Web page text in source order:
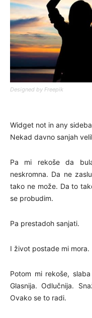
Designed by Freepik
Widget not in any
Nekad davno sanjah
Pa mi rekoše da
neskromna. Da ne
tako ne može. Da to
se probudim.
Pa prestadoh sanjati.
I život postade mi mora.
Potom mi rekoše,
Glasnija. Odlučnija.
Ovako se to radi.